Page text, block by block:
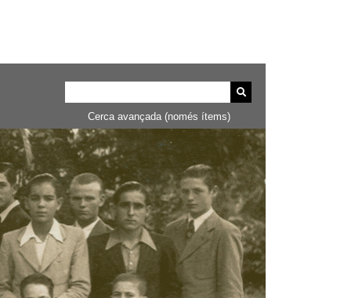
Cerca avançada (només ítems)